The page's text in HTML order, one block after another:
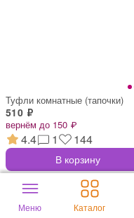
Туфли комнатные (тапочки)
510 ₽
вернём до 150 ₽
4.4 1 144
В корзину
Меню Каталог